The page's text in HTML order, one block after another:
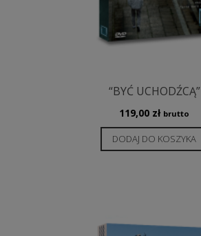
“BYĆ UCHODŹCĄ”
119,00 zł brutto
DODAJ DO KOSZYKA